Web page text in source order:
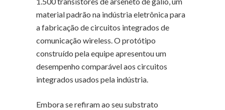
material padrão na indústria eletrônica para
a fabricação de circuitos integrados de
comunicação wireless. O protótipo
construído pela equipe apresentou um
desempenho comparável aos circuitos
integrados usados pela indústria.
Embora se refiram ao seu substrato